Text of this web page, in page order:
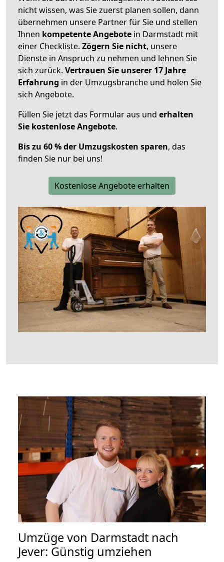
nicht wissen, was Sie zuerst planen sollen, dann
übernehmen unsere Partner für Sie und stellen
Ihnen kompetente Angebote in Darmstadt mit
einer Checkliste. Zögern Sie nicht, unsere
Dienste in Anspruch zu nehmen und lehnen Sie
sich zurück. Vertrauen Sie unserer 17 Jahre
Erfahrung in der Umzugsbranche und holen Sie
sich Angebote.
Füllen Sie jetzt das Formular aus und erhalten
Sie kostenlose Angebote.
Bis zu 60 % der Umzugskosten sparen, das
finden Sie nur bei uns!
Kostenlose Angebote erhalten
Umzüge von Darmstadt nach
Jever: Günstig umziehen